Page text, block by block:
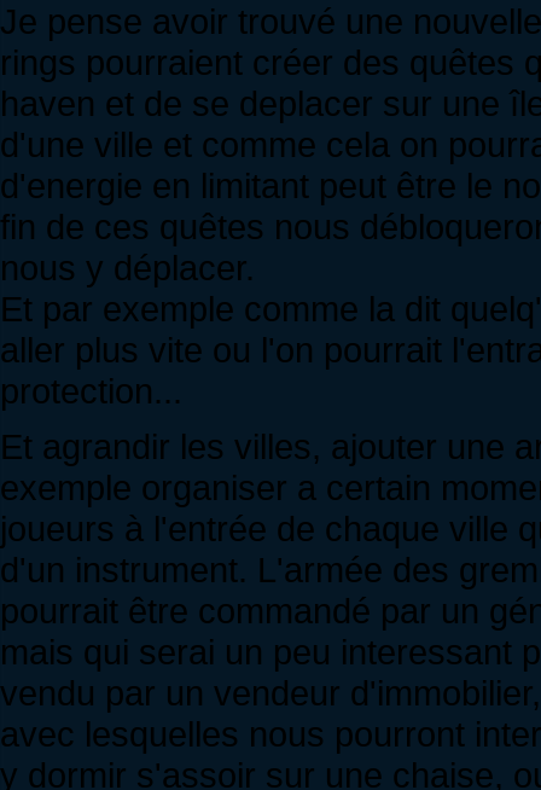
Je pense avoir trouvé une
rings pourraient créer des quêtes
haven et de se deplacer sur une
d'une ville et comme cela on
d'energie en limitant peut être le
fin de ces quêtes nous
nous y déplacer.
Et par exemple comme la dit
aller plus vite ou l'on pourrait
protection...
Et agrandir les villes, ajouter une
exemple organiser a certain
joueurs à l'entrée de chaque ville
d'un instrument. L'armée des
pourrait être commandé par un
mais qui serai un peu interessant
vendu par un vendeur
avec lesquelles nous pourront
y dormir s'assoir sur une chaise,